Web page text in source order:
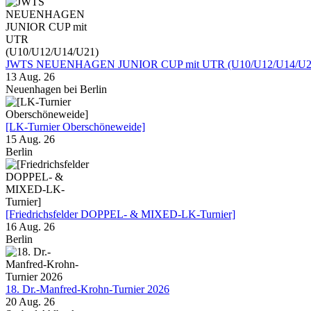
JWTS NEUENHAGEN JUNIOR CUP mit UTR (U10/U12/U14/
13 Aug. 26
Neuenhagen bei Berlin
[LK-Turnier Oberschöneweide]
15 Aug. 26
Berlin
[Friedrichsfelder DOPPEL- & MIXED-LK-Turnier]
16 Aug. 26
Berlin
18. Dr.-Manfred-Krohn-Turnier 2026
20 Aug. 26